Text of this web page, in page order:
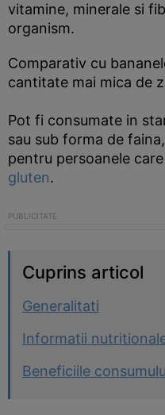
vitamine, minerale si
organism.
Comparativ cu
cantitate mai mica de
Pot fi consumate in
sau sub forma de
pentru persoanele
gluten.
Cuprins articol
Generalitati
Informatii
Beneficiile